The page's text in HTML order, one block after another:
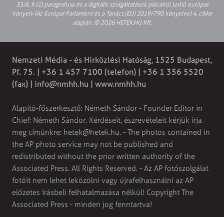
35/A. § (1) paragrafusa és a digitális szolgáltatások piacairól szóló európai
irányelv (Az Európai Parlament és a Tanács (EU) 2019/790 Irányelve) 4. cikke
alapján. © 2026 HETEK.HU Kft.
Nemzeti Média - és Hírközlési Hatóság, 1525 Budapest,
Pf. 75. | +36 1 457 7100 (telefon) | +36 1 356 5520
(fax) | info@nmhh.hu | www.nmhh.hu
Alapító-főszerkesztő: Németh Sándor - Founder Editor in
Chief: Németh Sándor. Kérdéseit, észrevételeit kérjük írja
meg címünkre: hetek@hetek.hu. - The photos contained in
the AP photo service may not be published and
redistributed without the prior written authority of the
Associated Press. All Rights Reserved. - Az AP fotószolgálat
fotóit nem lehet leközölni vagy újrafelhasználni az AP
előzetes írásbeli felhatalmazása nélkül! Copyright The
Associated Press - minden jog fenntartva!